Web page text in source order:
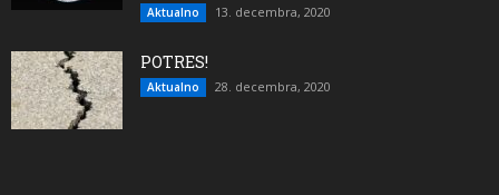
Aktualno 13. decembra, 2020
POTRES!
Aktualno 28. decembra, 2020